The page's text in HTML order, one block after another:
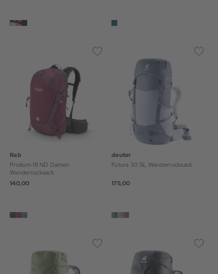
Rab
Protium 18 ND Damen
Wanderrucksack
140,00
deuter
Futura 30 SL Wanderrucksack
175,00